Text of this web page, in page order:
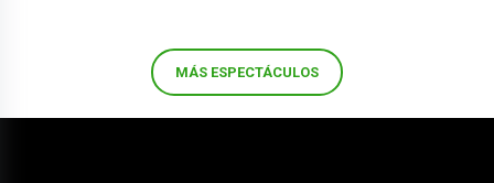
MÁS ESPECTÁCULOS